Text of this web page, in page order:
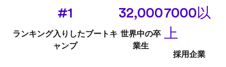
#1
ランキング入りしたブートキ
ャンプ
32,000
世界中の卒
業生
7000以
上
採用企業